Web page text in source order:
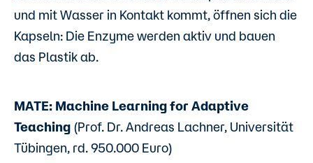
und mit Wasser in Kontakt kommt, öffnen sich die
Kapseln: Die Enzyme werden aktiv und bauen
das Plastik ab.
MATE: Machine Learning for Adaptive
Teaching (Prof. Dr. Andreas Lachner, Universität
Tübingen, rd. 950.000 Euro)